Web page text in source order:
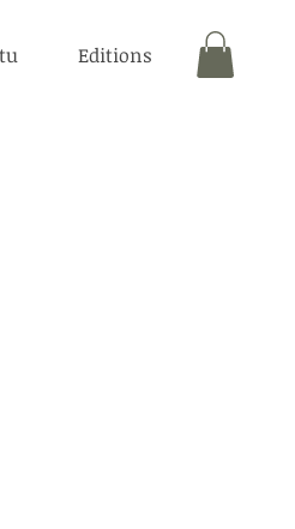
Editions